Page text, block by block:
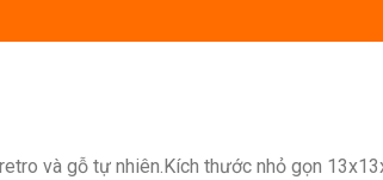
và gỗ tự nhiên.Kích thước nhỏ gọn